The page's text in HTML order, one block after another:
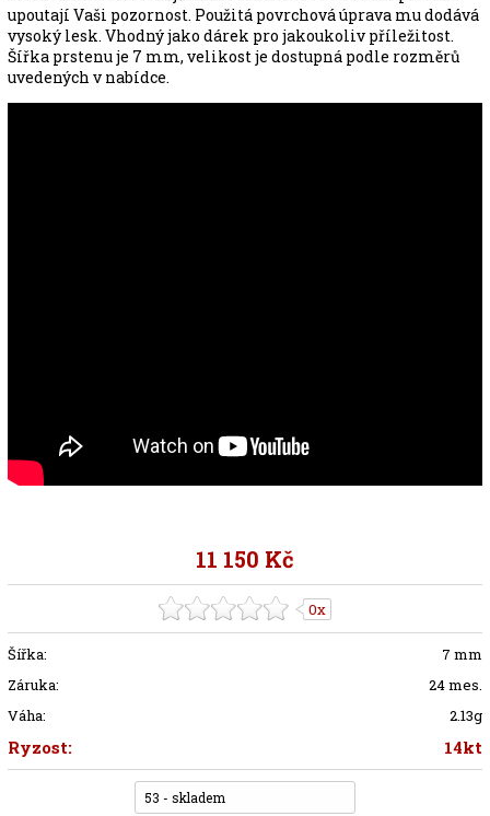
upoutají Vaši pozornost. Použitá povrchová úprava mu dodává
vysoký lesk. Vhodný jako dárek pro jakoukoliv příležitost.
Šířka prstenu je 7 mm, velikost je dostupná podle rozměrů
uvedených v nabídce.
11 150 Kč
0x
Šířka:
7 mm
Záruka:
24 mes.
Váha:
2.13g
Ryzost: 14kt
53 - skladem